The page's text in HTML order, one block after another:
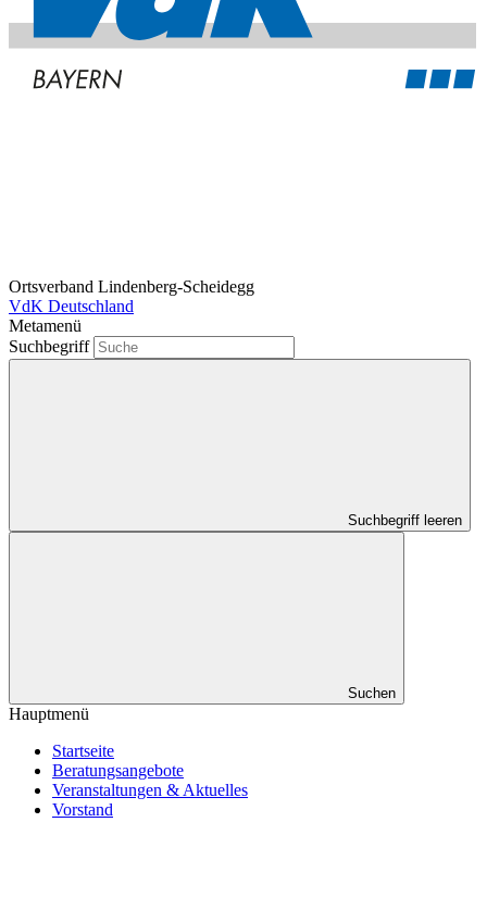
Ortsverband Lindenberg-Scheidegg
VdK Deutschland
Metamenü
Suchbegriff
Suchbegriff leeren
Suchen
Hauptmenü
Startseite
Beratungsangebote
Veranstaltungen & Aktuelles
Vorstand